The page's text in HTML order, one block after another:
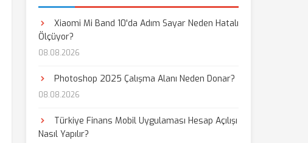
Xiaomi Mi Band 10'da Adım Sayar Neden Hatalı
Ölçüyor?
08.08.2026
Photoshop 2025 Çalışma Alanı Neden Donar?
08.08.2026
Türkiye Finans Mobil Uygulaması Hesap Açılışı
Nasıl Yapılır?